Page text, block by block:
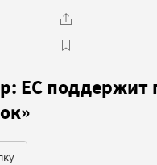
ЕС поддержит